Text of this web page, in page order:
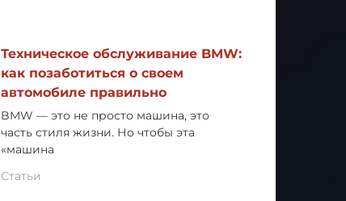
Техническое обслуживание BMW:
как позаботиться о своем
автомобиле правильно
BMW — это не просто машина, это
часть стиля жизни. Но чтобы эта
«машина
Статьи